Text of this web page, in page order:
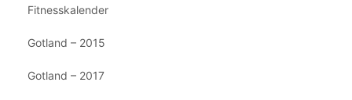
Fitnesskalender
Gotland – 2015
Gotland – 2017